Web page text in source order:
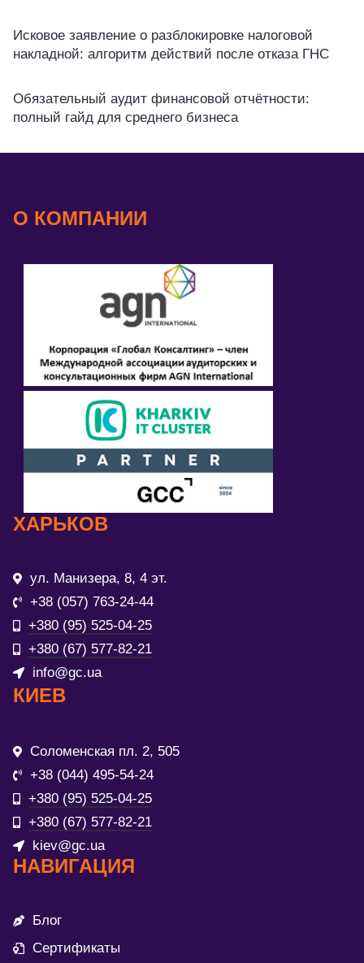
Исковое заявление о разблокировке налоговой
накладной: алгоритм действий после отказа ГНС
Обязательный аудит финансовой отчётности:
полный гайд для среднего бизнеса
О КОМПАНИИ
ХАРЬКОВ
ул. Манизера, 8, 4 эт.
+38 (057) 763-24-44
+380 (95) 525-04-25
+380 (67) 577-82-21
info@gc.ua
КИЕВ
Соломенская пл. 2, 505
+38 (044) 495-54-24
+380 (95) 525-04-25
+380 (67) 577-82-21
kiev@gc.ua
НАВИГАЦИЯ
Блог
Сертификаты